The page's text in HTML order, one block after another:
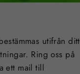
utifrån ditt
Ring oss på
ett mail till